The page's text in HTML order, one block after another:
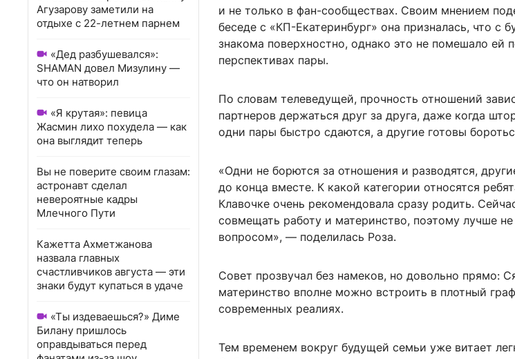
Агузарову заметили на
отдыхе с 22-летнем парнем
«Дед разбушевался»:
SHAMAN довел Мизулину —
что он натворил
«Я крутая»: певица
Жасмин лихо похудела — как
она выглядит теперь
Вы не поверите своим глазам:
астронавт сделал
невероятные кадры
Млечного Пути
Кажетта Ахметжанова
назвала главных
счастливчиков августа — эти
знаки будут купаться в удаче
«Ты издеваешься?» Диме
Билану пришлось
оправдываться перед
и не только в фан-сообществах. Своим мнением
беседе с «КП-Екатеринбург» она призналась, что с
знакома поверхностно, однако это не помешало ей
перспективах пары.
По словам телеведущей, прочность отношений
партнеров держаться друг за друга, даже когда
одни пары быстро сдаются, а другие готовы
«Одни не борются за отношения и разводятся,
до конца вместе. К какой категории относятся
Клавочке очень рекомендовала сразу родить.
совмещать работу и материнство, поэтому лучше не
вопросом», — поделилась Роза.
Совет прозвучал без намеков, но довольно прямо:
материнство вполне можно встроить в плотный
современных реалиях.
Тем временем вокруг будущей семьи уже витает